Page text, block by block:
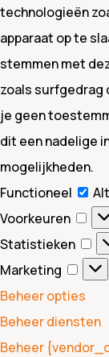
technologieën
apparaat op te
stemmen met
zoals surfgedrag
je geen
dit een nadelige
mogelijkheden.
Functioneel
Voorkeuren
Statistieken
Marketing
Beheer opties
Beheer diensten
Beheer